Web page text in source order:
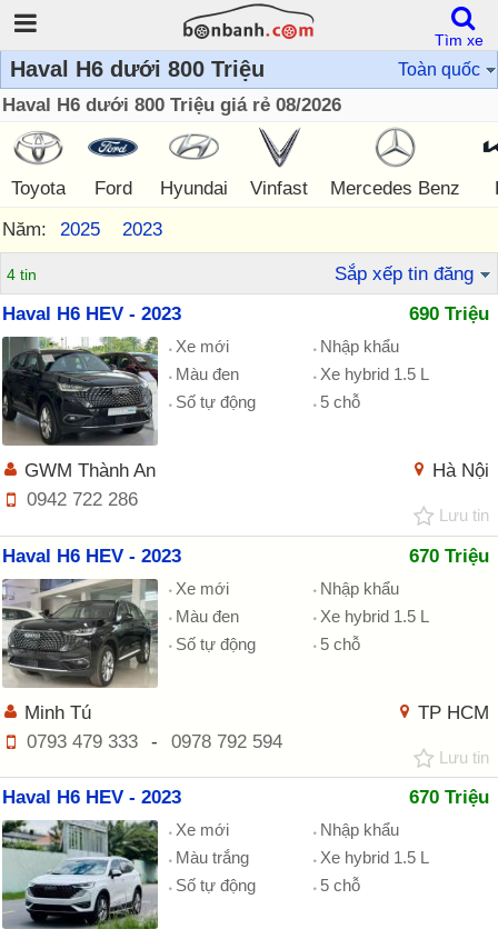
Haval H6 dưới 800 Triệu Toàn quốc
Haval H6 dưới 800 Triệu giá rẻ 08/2026
Toyota Ford Hyundai Vinfast Mercedes Benz
Năm:
2025 2023
4 tin
Sắp xếp tin đăng
Haval H6 HEV - 2023
690 Triệu
Xe mới
Nhập khẩu
Màu đen
Xe hybrid 1.5 L
Số tự động
5 chỗ
Hà Nội
GWM Thành An
0942 722 286
Lưu tin
Haval H6 HEV - 2023 670 Triệu
Xe mới
Nhập khẩu
Màu đen
Xe hybrid 1.5 L
Số tự động
5 chỗ
TP HCM
Minh Tú
0793 479 333
- 0978 792 594
Lưu tin
Haval H6 HEV - 2023 670 Triệu
Xe mới
Nhập khẩu
Màu trắng
Xe hybrid 1.5 L
Số tự động
5 chỗ
Tìm xe